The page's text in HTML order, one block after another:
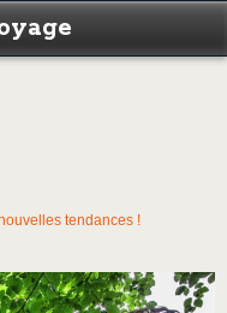
tendances !